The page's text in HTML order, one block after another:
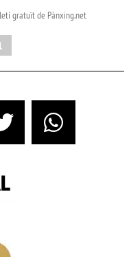
gratuït de Pànxing.net​